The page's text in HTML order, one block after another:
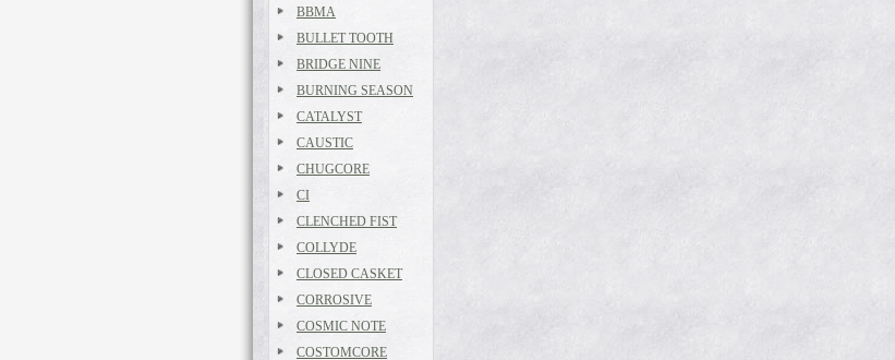
BBMA
BULLET TOOTH
BRIDGE NINE
BURNING SEASON
CATALYST
CAUSTIC
CHUGCORE
CI
CLENCHED FIST
COLLYDE
CLOSED CASKET
CORROSIVE
COSMIC NOTE
COSTOMCORE